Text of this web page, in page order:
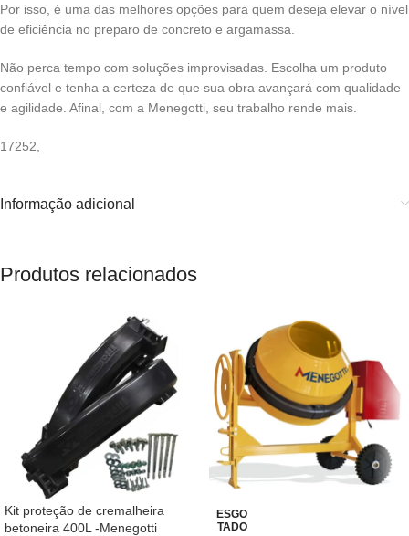
Por isso, é uma das melhores opções para quem deseja elevar o nível
de eficiência no preparo de concreto e argamassa.
Não perca tempo com soluções improvisadas. Escolha um produto
confiável e tenha a certeza de que sua obra avançará com qualidade
e agilidade. Afinal, com a Menegotti, seu trabalho rende mais.
17252,
Informação adicional
Produtos relacionados
Kit proteção de cremalheira
betoneira 400L -Menegotti
ESGO
TADO